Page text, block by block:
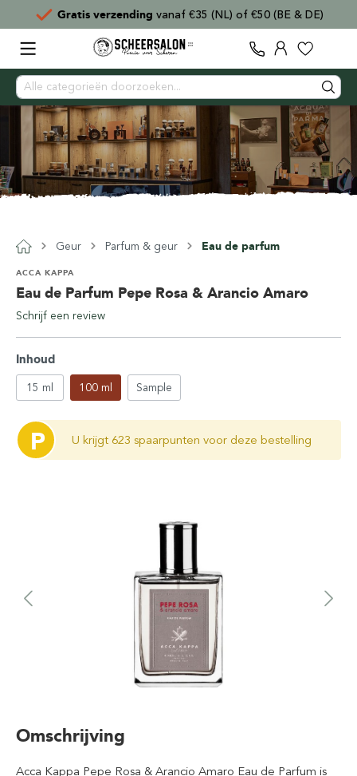
Gratis verzending vanaf €35 (NL) of €50 (BE & DE)
Geur Parfum & geur Eau de parfum
Eau de Parfum Pepe Rosa & Arancio Amaro
ACCA KAPPA
Schrijf een review
Inhoud
15 ml 100 ml Sample
P U krijgt 623 spaarpunten voor deze bestelling
Omschrijving
Acca Kappa Pepe Rosa & Arancio Amaro Eau de Parfum is